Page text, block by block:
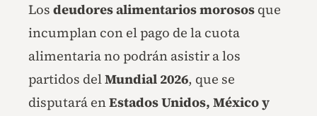
Los deudores alimentarios morosos que
incumplan con el pago de la cuota
alimentaria no podrán asistir a los
partidos delMundial 2026, que se
disputará enEstados Unidos, México y